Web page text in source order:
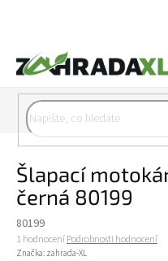
Šlapací
černá 80199
80199
Průměrné hodnocení produktu je
1 hodnoceníPodrobnosti hodnocení
Značka: zahrada-XL